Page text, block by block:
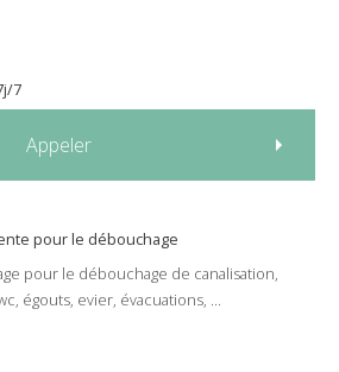
7
Appeler
pour le débouchage
pour le débouchage de canalisation
égouts evier évacuations